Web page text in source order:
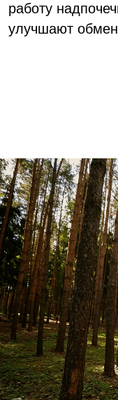
работу
улучшают